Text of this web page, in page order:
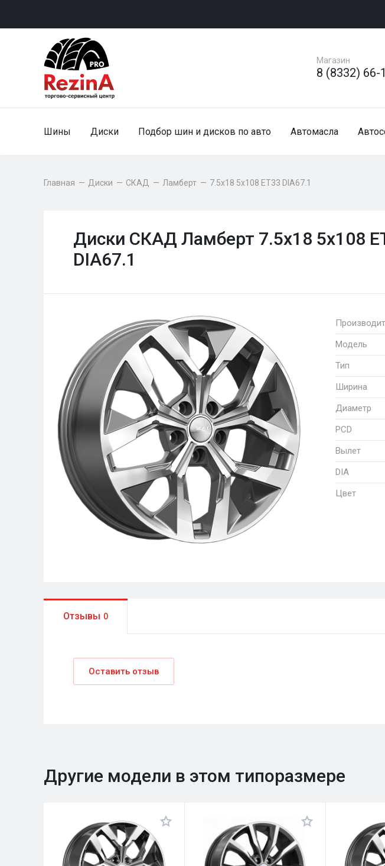
Магазин
8 (8332) 66-
Шины Диски Подбор шин и дисков по авто Автомасла
Главная — Диски — СКАД — Ламберт — 7.5x18 5x108 ET33 DIA67.1
Диски СКАД Ламберт 7.5x18 5x108
DIA67.1
Модель
Тип
Ширина
Диаметр
PCD
Вылет
DIA
Цвет
Отзывы 0
Оставить отзыв
Другие модели в этом типоразмере